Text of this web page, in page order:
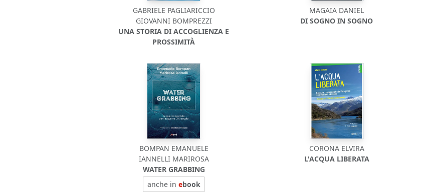
GABRIELE PAGLIARICCIO
GIOVANNI BOMPREZZI
UNA STORIA DI ACCOGLIENZA E
PROSSIMITÀ
MAGAIA DANIEL
DI SOGNO IN SOGNO
BOMPAN EMANUELE
IANNELLI MARIROSA
WATER GRABBING
anche in ebook
CORONA ELVIRA
L'ACQUA LIBERATA